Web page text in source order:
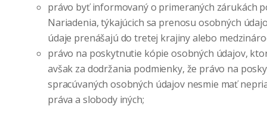
právo byť informovaný o primeraných zárukách
Nariadenia, týkajúcich sa prenosu osobných
údaje prenášajú do tretej krajiny alebo
právo na poskytnutie kópie osobných údajov,
avšak za dodržania podmienky, že právo na
spracúvaných osobných údajov nesmie mať
práva a slobody iných;